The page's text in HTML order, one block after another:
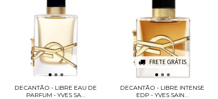
DECANTÃO - LIBRE EAU DE
PARFUM - YVES SA...
FRETE GRÁTIS
DECANTÃO - LIBRE INTENSE
EDP - YVES SAIN...